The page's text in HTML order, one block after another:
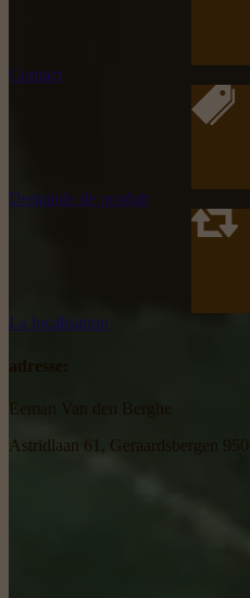
Contact
Demande de produit
La localisation
Astridlaan 61, Geraardsbergen 9500